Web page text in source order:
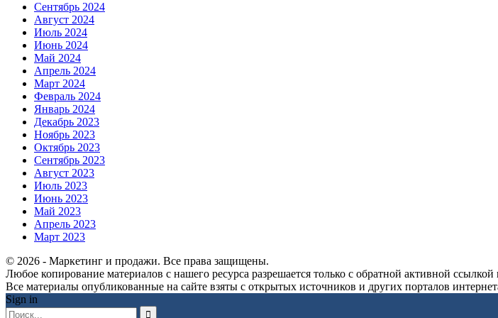
Сентябрь 2024
Август 2024
Июль 2024
Июнь 2024
Май 2024
Апрель 2024
Март 2024
Февраль 2024
Январь 2024
Декабрь 2023
Ноябрь 2023
Октябрь 2023
Сентябрь 2023
Август 2023
Июль 2023
Июнь 2023
Май 2023
Апрель 2023
Март 2023
© 2026 - Маркетинг и продажи. Все права защищены.
Любое копирование материалов с нашего ресурса разрешается только с обратной активной ссылкой
Все материалы опубликованные на сайте взяты с открытых источников и других порталов
Sign in